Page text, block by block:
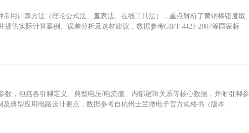
用计算方法（理论公式法、查表法、在线工具法），重点解析了黄铜棒密度取
提供实际计算案例、误差分析及选材建议，数据参考GB/T 4423-2007等国家标
数，包括各引脚定义、典型电压/电流值、内部逻辑关系等核心数据，并附引脚参
典型应用电路设计要点，数据参考自杭州士兰微电子官方规格书（版本